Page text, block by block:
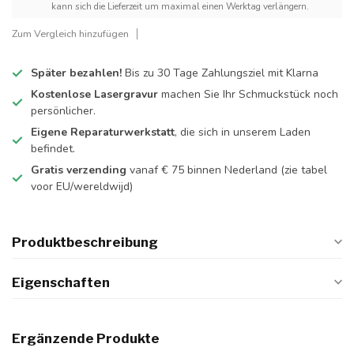
kann sich die Lieferzeit um maximal einen Werktag verlängern.
Zum Vergleich hinzufügen
Später bezahlen! Bis zu 30 Tage Zahlungsziel mit Klarna
Kostenlose Lasergravur machen Sie Ihr Schmuckstück noch
persönlicher.
Eigene Reparaturwerkstatt, die sich in unserem Laden
befindet.
Gratis verzending vanaf € 75 binnen Nederland (zie tabel
voor EU/wereldwijd)
Produktbeschreibung
Eigenschaften
Ergänzende Produkte